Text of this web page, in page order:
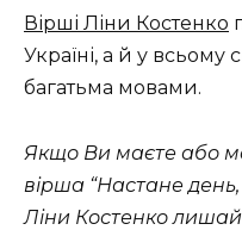
Вірші Ліни Костенко
Україні, а й у всьому
багатьма мовами.
Якщо Ви маєте або
вірша “Настане
Ліни Костенко